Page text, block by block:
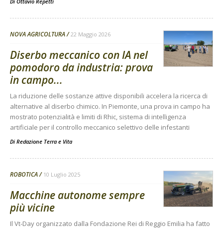
NOVA AGRICOLTURA 22 Maggio 2026
Diserbo meccanico con IA nel
pomodoro da industria: prova
in campo...
La riduzione delle sostanze attive disponibili accelera la ricerca di
alternative al diserbo chimico. In Piemonte, una prova in campo ha
mostrato potenzialità e limiti di Rhic, sistema di intelligenza
artificiale per il controllo meccanico selettivo delle infestanti
Di Redazione Terra e Vita
ROBOTICA 10 Luglio 2025
Macchine autonome sempre
più vicine
Il Vt-Day organizzato dalla Fondazione Rei di Reggio Emilia ha fatto